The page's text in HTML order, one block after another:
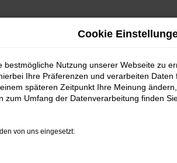
Cookie
bestmögliche Nutzung unserer Webseite zu
Ihre Präferenzen und verarbeiten
späteren Zeitpunkt Ihre Meinung
zum Umfang der Datenverarbeitung finden
von uns eingesetzt: